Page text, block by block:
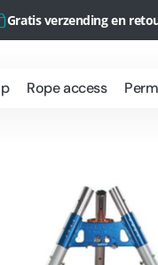
Gratis verzending en
Rope access
Werkzaamheden
Projecten